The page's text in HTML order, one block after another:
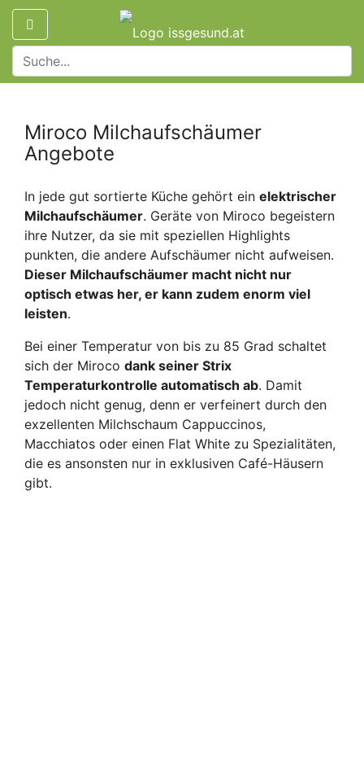
Miroco Milchaufschäumer
Angebote
In jede gut sortierte Küche gehört ein elektrischer
Milchaufschäumer. Geräte von Miroco begeistern
ihre Nutzer, da sie mit speziellen Highlights
punkten, die andere Aufschäumer nicht aufweisen.
Dieser Milchaufschäumer macht nicht nur
optisch etwas her, er kann zudem enorm viel
leisten.
Bei einer Temperatur von bis zu 85 Grad schaltet
sich der Miroco dank seiner Strix
Temperaturkontrolle automatisch ab. Damit
jedoch nicht genug, denn er verfeinert durch den
exzellenten Milchschaum Cappuccinos,
Macchiatos oder einen Flat White zu Spezialitäten,
die es ansonsten nur in exklusiven Café-Häusern
gibt.